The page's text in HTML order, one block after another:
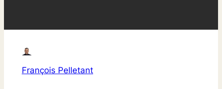
François Pelletant